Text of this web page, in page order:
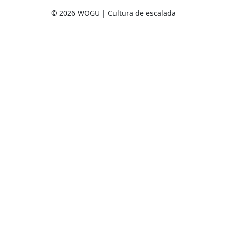
© 2026 WOGU | Cultura de escalada